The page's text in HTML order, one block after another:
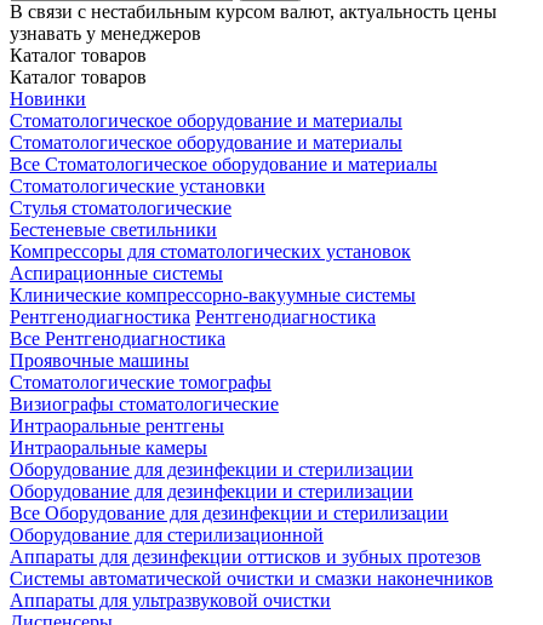
В связи с нестабильным курсом валют, актуальность цены
узнавать у менеджеров
Каталог товаров
Каталог товаров
Новинки
Стоматологическое оборудование и материалы
Стоматологическое оборудование и материалы
Все Стоматологическое оборудование и материалы
Стоматологические установки
Стулья стоматологические
Бестеневые светильники
Компрессоры для стоматологических установок
Аспирационные системы
Клинические компрессорно-вакуумные системы
Рентгенодиагностика Рентгенодиагностика
Все Рентгенодиагностика
Проявочные машины
Стоматологические томографы
Визиографы стоматологические
Интраоральные рентгены
Интраоральные камеры
Оборудование для дезинфекции и стерилизации
Оборудование для дезинфекции и стерилизации
Все Оборудование для дезинфекции и стерилизации
Оборудование для стерилизационной
Аппараты для дезинфекции оттисков и зубных протезов
Системы автоматической очистки и смазки наконечников
Аппараты для ультразвуковой очистки